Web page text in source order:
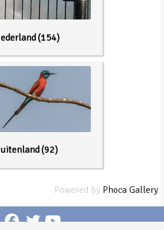
Nederland(154)
Buitenland(92)
Powered by Phoca Gallery